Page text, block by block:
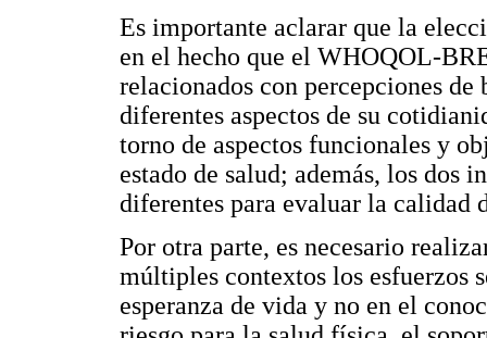
Es importante aclarar que la
en el hecho que el WHOQOL-
relacionados con percepciones
diferentes aspectos de su
torno de aspectos funcionales y
estado de salud; además, los dos
diferentes para evaluar la calidad
Por otra parte, es necesario
múltiples contextos los esfuerzos
esperanza de vida y no en el